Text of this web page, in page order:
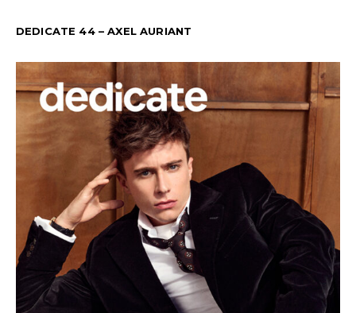
DEDICATE 44 – AXEL AURIANT